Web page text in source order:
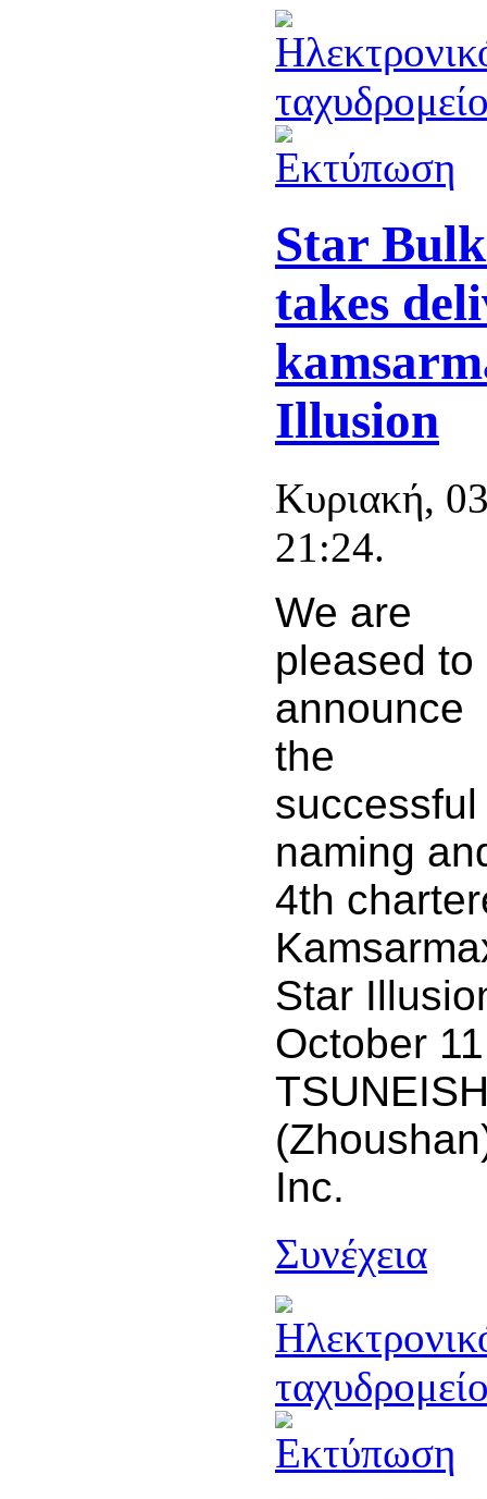
Star
takes
Illusion
Κυριακή,
21:24.
We are
pleased to
announce
the
successful
naming
4th
Star
October
Inc.
Συνέχεια